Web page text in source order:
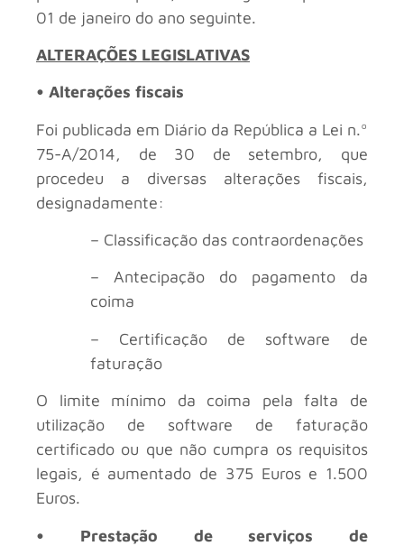
01 de janeiro do ano seguinte.
ALTERAÇÕES LEGISLATIVAS
• Alterações fiscais
Foi publicada em Diário da República a Lei n.º
75-A/2014, de 30 de setembro, que
procedeu a diversas alterações fiscais,
designadamente:
– Classificação das contraordenações
– Antecipação do pagamento da
coima
– Certificação de software de
faturação
O limite mínimo da coima pela falta de
utilização de software de faturação
certificado ou que não cumpra os requisitos
legais, é aumentado de 375 Euros e 1.500
Euros.
• Prestação de serviços de